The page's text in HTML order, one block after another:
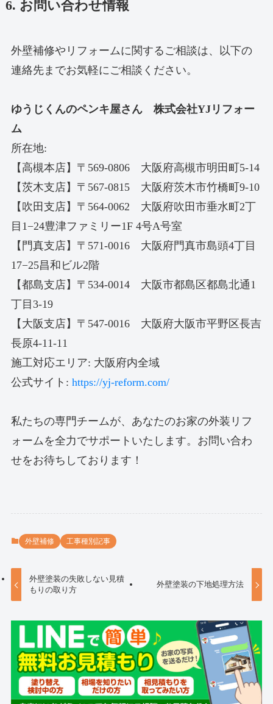
6. お問い合わせ情報
外壁補修やリフォームに関するご相談は、以下の
連絡先までお気軽にご相談ください。
ゆうじくんのペンキ屋さん 株式会社YJリフォー
ム
所在地:
【高槻本店】〒569-0806 大阪府高槻市明田町5-14
【茨木支店】〒567-0815 大阪府茨木市竹橋町9-10
【吹田支店】〒564-0062 大阪府吹田市垂水町2丁
目1−24豊津ファミリー1F 4号A号室
【門真支店】〒571-0016 大阪府門真市島頭4丁目
17−25昌和ビル2階
【都島支店】〒534-0014 大阪市都島区都島北通1
丁目3-19
【大阪支店】〒547-0016 大阪府大阪市平野区長吉
長原4-11-11
施工対応エリア: 大阪府内全域
公式サイト: https://yj-reform.com/
私たちの専門チームが、あなたのお家の外装リフ
ォームを全力でサポートいたします。お問い合わ
せをお待ちしております！
外壁補修 工事種別記事
外壁塗装の失敗しない見積
もりの取り方
外壁塗装の下地処理方法